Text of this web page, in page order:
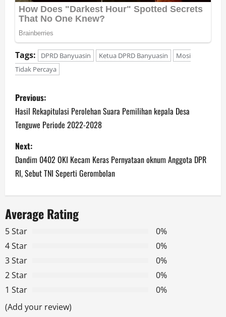
Tags: DPRD Banyuasin Ketua DPRD Banyuasin
Mosi
Tidak Percaya
P
o
s
t
n
a
v
i
g
a
t
Previous:
Hasil Rekapitulasi Perolehan Suara Pemilihan kepala Desa
Tenguwe Periode 2022-2028
Next:
Dandim 0402 OKI Kecam Keras Pernyataan oknum Anggota DPR
RI, Sebut TNI Seperti Gerombolan
Average Rating
5 Star
0%
4 Star
0%
3 Star
0%
2 Star
0%
1 Star
0%
(Add your review)